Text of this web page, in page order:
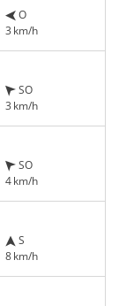
O
3 km/h
SO
3 km/h
SO
4 km/h
S
8 km/h